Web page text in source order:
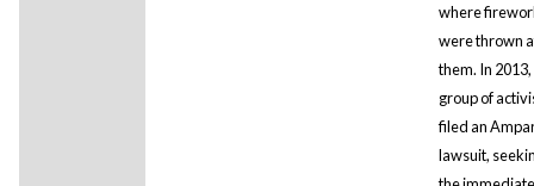
where
were thrown
them. In 2013,
group of
filed an
lawsuit,